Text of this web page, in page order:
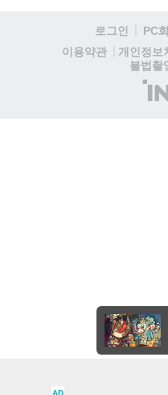
로그인 PC
이용약관
개인정보
불법촬
AD